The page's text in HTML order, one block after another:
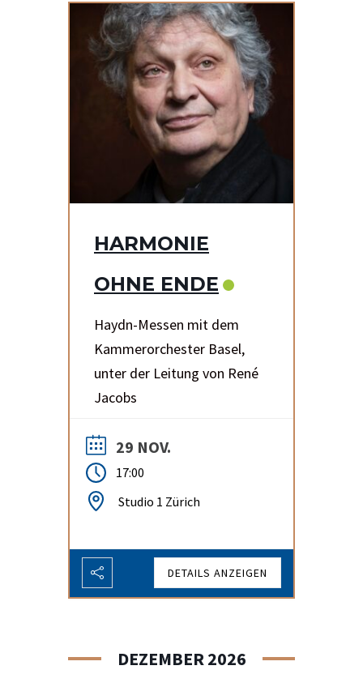
HARMONIE
OHNE ENDE
Haydn-Messen mit dem
Kammerorchester Basel,
unter der Leitung von René
Jacobs
29 NOV.
17:00
Studio 1 Zürich
DETAILS ANZEIGEN
DEZEMBER 2026